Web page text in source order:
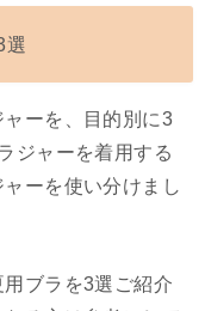
選
ーを、目的別に3
ジャーを着用する
ーを使い分けまし
ブラを3選ご紹介